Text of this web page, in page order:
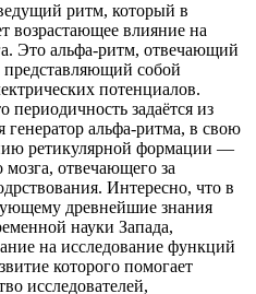
ритм, который в
возрастающее влияние на
Это альфа-ритм, отвечающий
представляющий собой
потенциалов.
периодичность задаётся из
генератор альфа-ритма, в свою
ретикулярной формации —
мозга, отвечающего за
Интересно, что в
древнейшие знания
науки Запада,
на исследование функций
которого помогает
исследователей,